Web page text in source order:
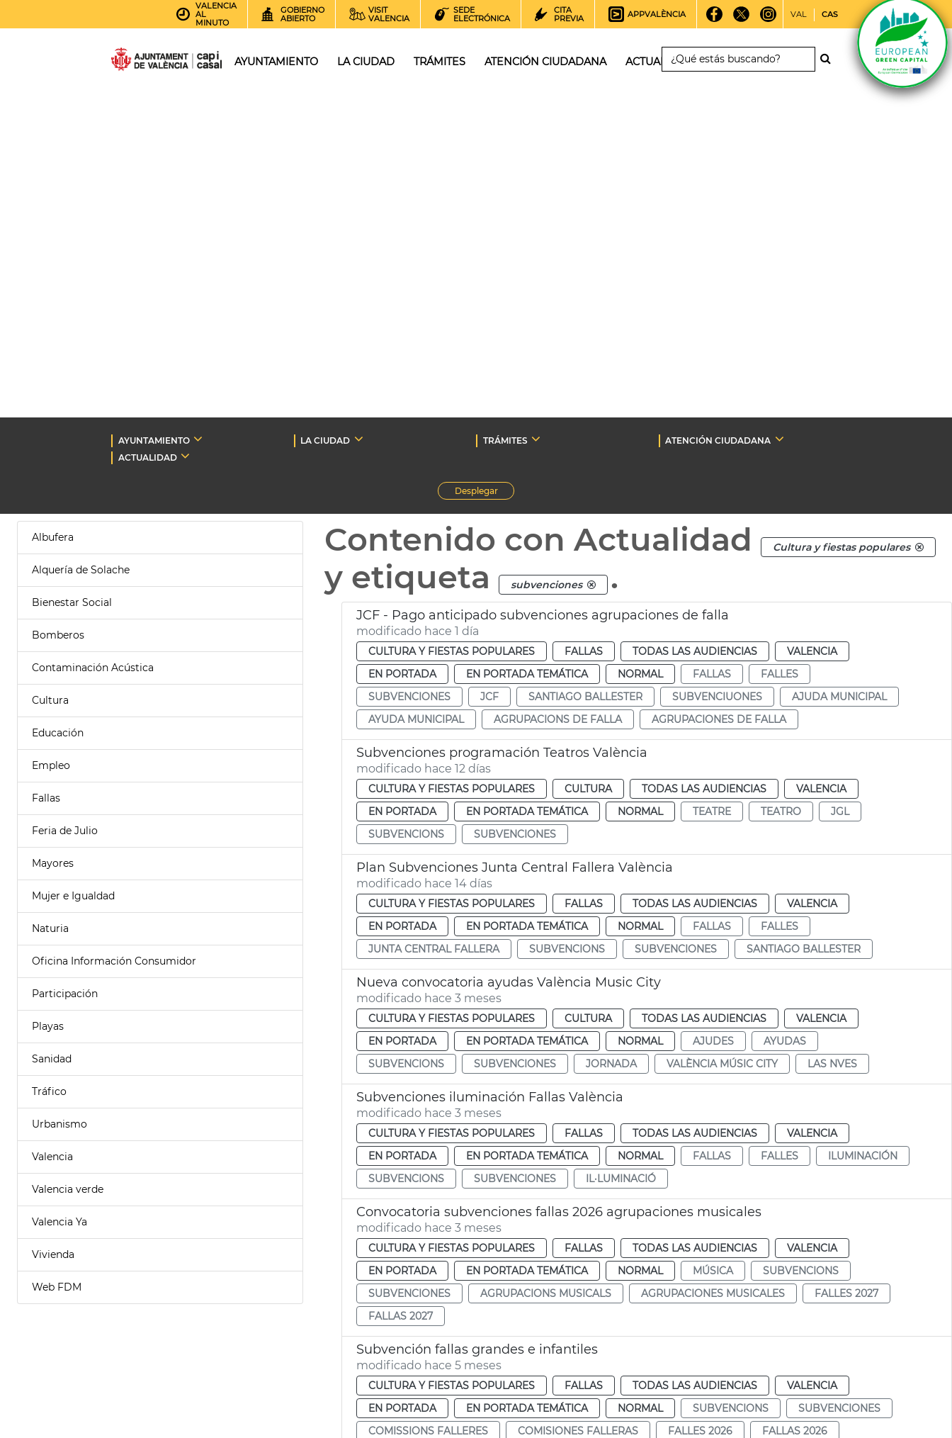
VALENCIA
AL
MINUTO
GOBIERNO
ABIERTO
VISIT
VALENCIA
SEDE
ELECTRÓNICA
CITA
PREVIA
APPVALÈNCIA VAL CAS
AYUNTAMIENTO LA CIUDAD TRÁMITES ATENCIÓN CIUDADANA ACTUALIDAD
AYUNTAMIENTO LA CIUDAD TRÁMITES
ATENCIÓN CIUDADANA
ACTUALIDAD
Desplegar
Albufera
Alquería de Solache
Bienestar Social
Bomberos
Contaminación Acústica
Cultura
Educación
Empleo
Fallas
Feria de Julio
Mayores
Mujer e Igualdad
Naturia
Oficina Información Consumidor
Participación
Playas
Sanidad
Tráfico
Urbanismo
Valencia
Valencia verde
Valencia Ya
Vivienda
Web FDM
Contenido con Actualidad Cultura y fiestas populares
y etiqueta subvenciones .
JCF - Pago anticipado subvenciones agrupaciones de falla
modificado hace 1 día
CULTURA Y FIESTAS POPULARES FALLAS TODAS LAS AUDIENCIAS
VALENCIA
EN PORTADA
EN PORTADA TEMÁTICA NORMAL FALLAS
FALLES
SUBVENCIONES
JCF SANTIAGO BALLESTER SUBVENCIUONES
AJUDA MUNICIPAL
AYUDA MUNICIPAL
AGRUPACIONS DE FALLA AGRUPACIONES DE FALLA
Subvenciones programación Teatros València
modificado hace 12 días
CULTURA Y FIESTAS POPULARES CULTURA TODAS LAS AUDIENCIAS
VALENCIA
EN PORTADA
EN PORTADA TEMÁTICA NORMAL TEATRE TEATRO
JGL
SUBVENCIONS
SUBVENCIONES
Plan Subvenciones Junta Central Fallera València
modificado hace 14 días
CULTURA Y FIESTAS POPULARES FALLAS TODAS LAS AUDIENCIAS
VALENCIA
EN PORTADA
EN PORTADA TEMÁTICA NORMAL FALLAS
FALLES
JUNTA CENTRAL FALLERA
SUBVENCIONS SUBVENCIONES SANTIAGO BALLESTER
Nueva convocatoria ayudas València Music City
modificado hace 3 meses
CULTURA Y FIESTAS POPULARES CULTURA TODAS LAS AUDIENCIAS
VALENCIA
EN PORTADA
EN PORTADA TEMÁTICA NORMAL AJUDES
AYUDAS
SUBVENCIONS
SUBVENCIONES JORNADA VALÈNCIA MÚSIC CITY LAS NVES
Subvenciones iluminación Fallas València
modificado hace 3 meses
CULTURA Y FIESTAS POPULARES FALLAS TODAS LAS AUDIENCIAS
VALENCIA
EN PORTADA
EN PORTADA TEMÁTICA NORMAL FALLAS FALLES
ILUMINACIÓN
SUBVENCIONS
SUBVENCIONES IL·LUMINACIÓ
Convocatoria subvenciones fallas 2026 agrupaciones musicales
modificado hace 3 meses
CULTURA Y FIESTAS POPULARES FALLAS TODAS LAS AUDIENCIAS
VALENCIA
EN PORTADA
EN PORTADA TEMÁTICA NORMAL MÚSICA
SUBVENCIONS
SUBVENCIONES
AGRUPACIONS MUSICALS AGRUPACIONES MUSICALES
FALLES 2027
FALLAS 2027
Subvención fallas grandes e infantiles
modificado hace 5 meses
CULTURA Y FIESTAS POPULARES FALLAS TODAS LAS AUDIENCIAS
VALENCIA
EN PORTADA
EN PORTADA TEMÁTICA NORMAL SUBVENCIONS
SUBVENCIONES
COMISSIONS FALLERES
COMISIONES FALLERAS FALLES 2026 FALLAS 2026